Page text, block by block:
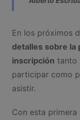
En los próximos
detalles sobre la
inscripción tanto
participar como
asistir.
Con esta